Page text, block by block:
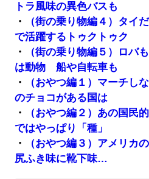
トラ風味の異色バスも
・
（街の乗り物編４）タイ
で活躍するトゥクトゥク
・
（街の乗り物編５）ロバ
は動物 船や自転車も
・
（おやつ編１）マーチし
のチョコがある国は
・
（おやつ編２）あの国民
ではやっぱり「種」
・
（おやつ編３）アメリ
尻ふき味に靴下味…